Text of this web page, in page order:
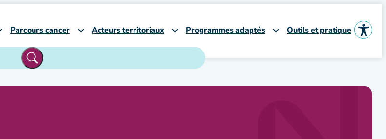
Parcours cancer Acteurs territoriaux Programmes adaptés Outils et pratique